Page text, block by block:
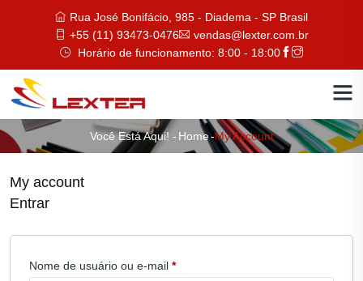
Rua José Bonifácio, 985 - Diadema - SP Brasil
+55 (11) 93473-0476
vendas@lexter.com.br
Horário de funcionamento: 8:00 - 18:00
Você Está Aqui! - Home-My Account
My account
Entrar
Nome de usuário ou e-mail *Obrigatório